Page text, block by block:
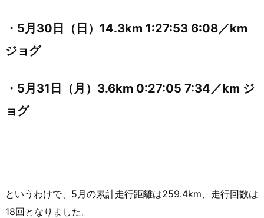
・5月30日（日）14.3km 1:27:53 6:08／km
ジョグ
・5月31日（月）3.6km 0:27:05 7:34／km ジ
ョグ
というわけで、5月の累計走行距離は259.4km、走行回数は
18回となりました。